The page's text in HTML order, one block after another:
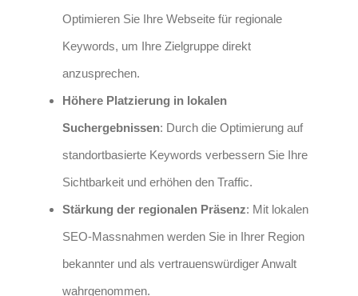
Optimieren Sie Ihre Webseite für regionale
Keywords, um Ihre Zielgruppe direkt
anzusprechen.
Höhere Platzierung in lokalen
Suchergebnissen: Durch die Optimierung auf
standortbasierte Keywords verbessern Sie Ihre
Sichtbarkeit und erhöhen den Traffic.
Stärkung der regionalen Präsenz: Mit lokalen
SEO-Massnahmen werden Sie in Ihrer Region
bekannter und als vertrauenswürdiger Anwalt
wahrgenommen.